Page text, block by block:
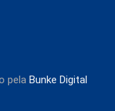
pela Bunke Digital